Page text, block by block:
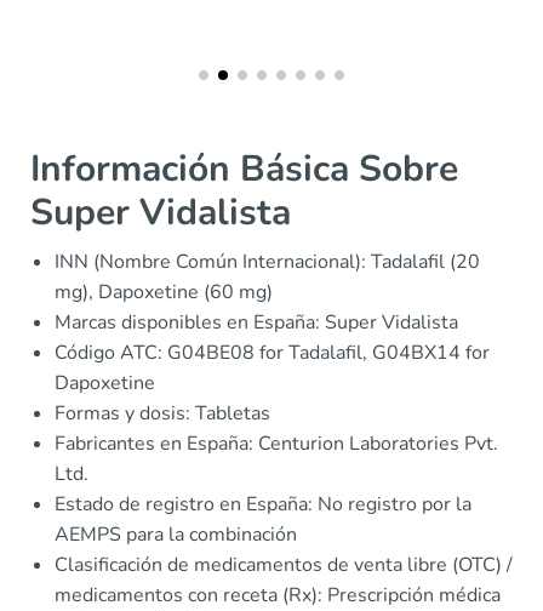
Información Básica Sobre
Super Vidalista
INN (Nombre Común Internacional): Tadalafil (20
mg), Dapoxetine (60 mg)
Marcas disponibles en España: Super Vidalista
Código ATC: G04BE08 for Tadalafil, G04BX14 for
Dapoxetine
Formas y dosis: Tabletas
Fabricantes en España: Centurion Laboratories Pvt.
Ltd.
Estado de registro en España: No registro por la
AEMPS para la combinación
Clasificación de medicamentos de venta libre (OTC) /
medicamentos con receta (Rx): Prescripción médica